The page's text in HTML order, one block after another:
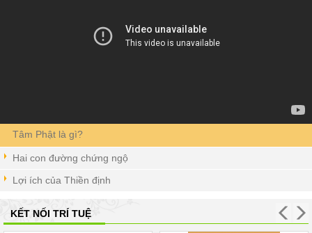
Tâm Phật là gì?
Hai con đường chứng ngộ
Lợi ích của Thiền định
KẾT NỐI TRÍ TUỆ